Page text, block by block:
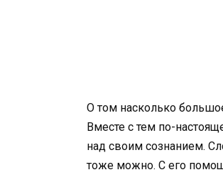
О том насколько
Вместе с тем по-
над своим сознанием.
тоже можно. С его